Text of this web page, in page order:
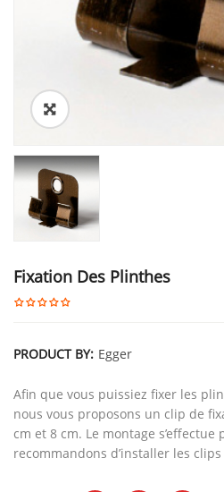
Fixation Des Plinthes
PRODUCT BY: Egger
Afin que vous puissiez fixer les
nous vous proposons un clip de
cm et 8 cm. Le montage
recommandons d’installer les